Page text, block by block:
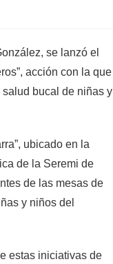
se lanzó el
acción con la que
bucal de niñas y
ubicado en la
de la Seremi de
de las mesas de
y niños del
estas iniciativas de